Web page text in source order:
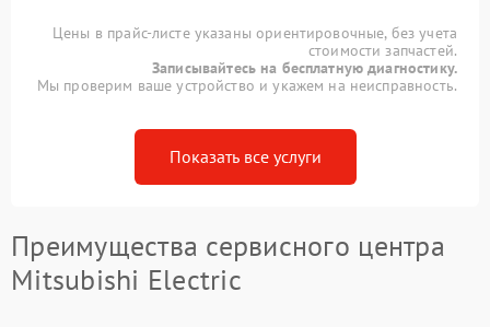
Цены в прайс-листе указаны ориентировочные, без учета
стоимости запчастей.
Записывайтесь на бесплатную диагностику.
Мы проверим ваше устройство и укажем на неисправность.
Показать все услуги
Преимущества сервисного центра
Mitsubishi Electric